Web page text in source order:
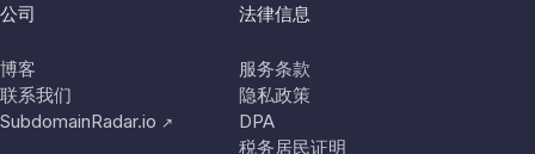
公司
博客
联系我们
SubdomainRadar.io ↗
法律信息
服务条款
隐私政策
DPA
税务居民证明